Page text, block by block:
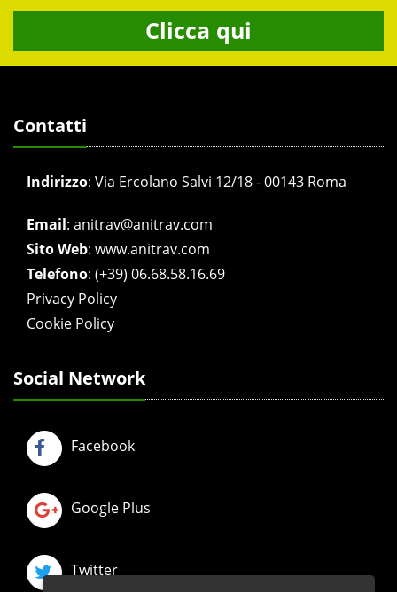
Clicca qui
Contatti
Indirizzo: Via Ercolano Salvi 12/18 - 00143 Roma
Email: anitrav@anitrav.com
Sito Web: www.anitrav.com
Telefono: (+39) 06.68.58.16.69
Privacy Policy
Cookie Policy
Social Network
Facebook
Google Plus
Twitter